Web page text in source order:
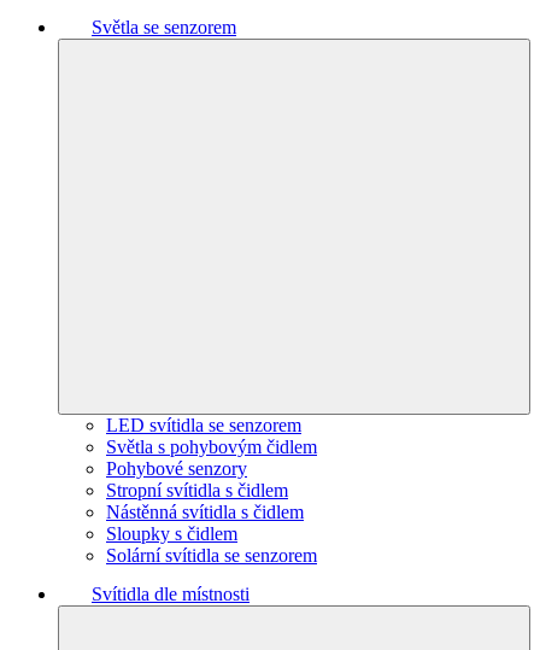
Světla se senzorem
LED svítidla se senzorem
Světla s pohybovým čidlem
Pohybové senzory
Stropní svítidla s čidlem
Nástěnná svítidla s čidlem
Sloupky s čidlem
Solární svítidla se senzorem
Svítidla dle místnosti